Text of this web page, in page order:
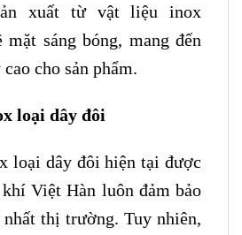
xuất từ vật liệu inox
mặt sáng bóng, mang đến
cho sản phẩm.
loại dây đôi
loại dây đôi hiện tại được
Việt Hàn luôn đảm bảo
thị trường. Tuy nhiên,